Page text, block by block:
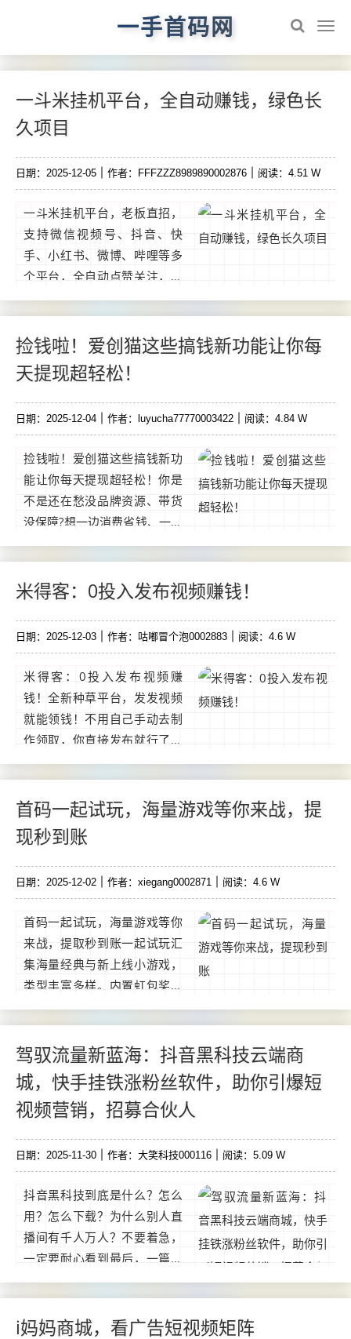
一手首码网
一斗米挂机平台，全自动赚钱，绿色长
久项目
日期：2025-12-05 作者：FFFZZZ8989890002876 阅读：4.51 W
一斗米挂机平台，老板直招，
支持微信视频号、抖音、快
手、小红书、微博、哔哩等多
个平台，全自动点赞关注，纯
绿色长久项目，全平台最高
价，永久零抽，无线代裂变模
式。全自动点赞关注，操作简
单一斗米挂机平台支持多个主
流社交媒体平台，包括微信视
频号、抖音、快手、小红书、
微博和哔哩。...
捡钱啦！爱创猫这些搞钱新功能让你每
天提现超轻松！
日期：2025-12-04 作者：luyucha77770003422 阅读：4.84 W
捡钱啦！爱创猫这些搞钱新功
能让你每天提现超轻松！你是
不是还在愁没品牌资源、带货
没保障?想一边消费省钱、一边
AI 创作变现，还能轻松赚佣
金?别急!爱创猫 新版强势来
袭，不仅优化原有AI 创富功
米得客：0投入发布视频赚钱！
日期：2025-12-03 作者：咕嘟冒个泡0002883 阅读：4.6 W
米得客：0投入发布视频赚
钱！全新种草平台，发发视频
就能领钱！不用自己手动去制
作领取，你直接发布就行了！
每一单3~6元！抖音、快手、
视频号、百家号，全部都包含
了，一天0撸几十元！10元起
提现支付宝！...
首码一起试玩，海量游戏等你来战，提
现秒到账
日期：2025-12-02 作者：xiegang0002871 阅读：4.6 W
首码一起试玩，海量游戏等你
来战，提取秒到账一起试玩汇
集海量经典与新上线小游戏，
类型丰富多样。内置虹包奖励
系统，玩家通过游戏轻松赚取
收溢，提取门槛低。试玩游
戏，轻松赚钱任意试玩小游
戏，得虹包。一个游戏1-20圆
不等，收溢可观。提取快速，
无限制任意金额都可提取，无
驾驭流量新蓝海：抖音黑科技云端商
城，快手挂铁涨粉丝软件，助你引爆短
视频营销，招募合伙人
日期：2025-11-30 作者：大笑科技000116 阅读：5.09 W
抖音黑科技到底是什么？怎么
用？怎么下载？为什么别人直
播间有千人万人？不要着急，
一定要耐心看到最后，一篇文
章告诉你！如果是老手可以忽
略，直接下载或者加V，软件
免费送！简单来说它就像淘
i妈妈商城，看广告短视频矩阵